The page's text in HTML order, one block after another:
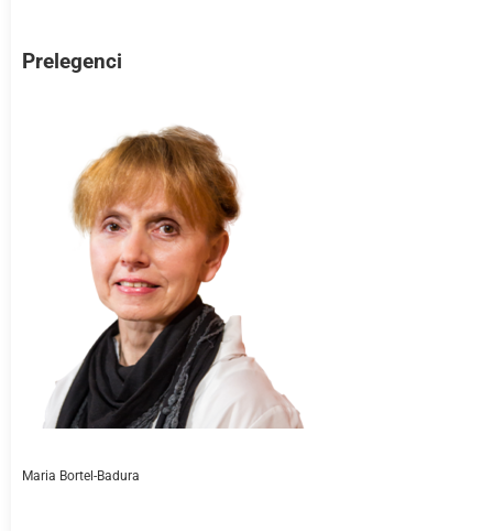
Prelegenci
Maria Bortel-Badura